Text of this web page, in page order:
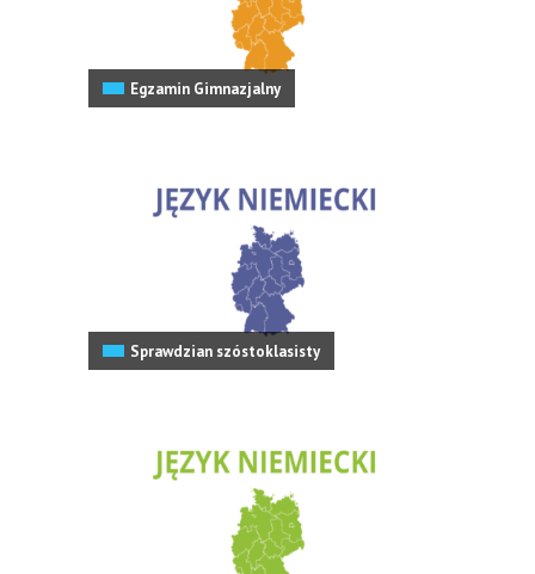
Egzamin Gimnazjalny
Sprawdzian szóstoklasisty